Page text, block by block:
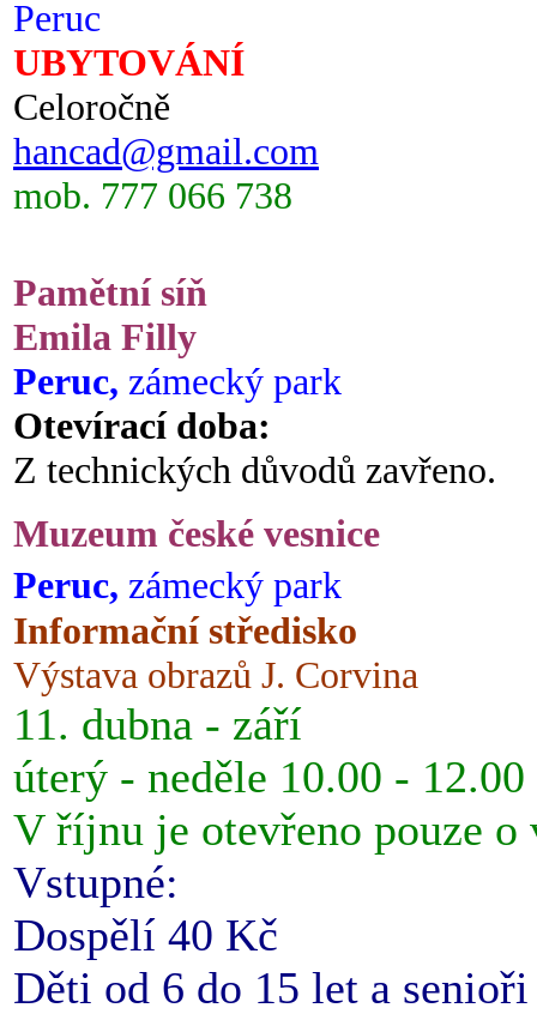
Peruc
UBYTOVÁNÍ
Celoročně
hancad@gmail.com
mob. 777 066 738
Pamětní síň
Emila Filly
Peruc, zámecký park
Otevírací doba:
Z technických důvodů zavřeno.
Muzeum české vesnice
Peruc, zámecký park
Informační středisko
Výstava obrazů J. Corvina
11. dubna - září
úterý - neděle 10.00 -
V říjnu je otevřeno pouze o
Vstupné:
Dospělí 40 Kč
Děti od 6 do 15 let a